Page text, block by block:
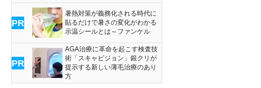
PR
暑熱対策が義務化される時代に
貼るだけで暑さの変化がわかる
示温シールとは～ファンケル
PR
AGA治療に革命を起こす検査技
術「スキャビジョン」銀クリが
提示する新しい薄毛治療のあり
方